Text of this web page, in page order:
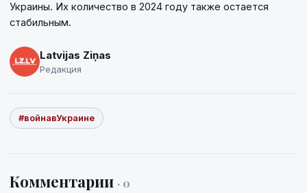
Украины. Их количество в 2024 году также остается
стабильным.
Latvijas Ziņas
Редакция
#войнавУкраине
Комментарии · 0